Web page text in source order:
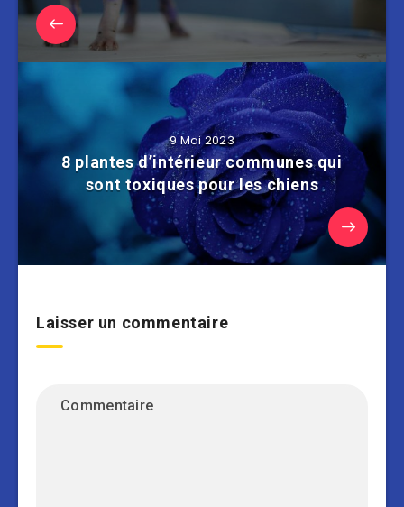
9 Mai 2023
8 plantes d’intérieur communes qui
sont toxiques pour les chiens
Laisser un commentaire